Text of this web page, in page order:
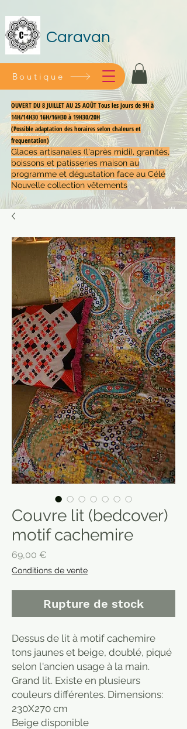
Caravan
OUVERT DU 8 JUILLET AU 25 AOÛT Tous les jours de 9H à
14H/14H30 16H/16H30 à 19H30/20H
(Possible adaptation des horaires selon chaleurs et
frequentation)
Glaces artisanales (l'après midi), granités,
boissons et patisseries maison au
programme et dégustation face au Célé
Nouvelle collection vêtements
Boutique
Couvre lit (bedcover)
motif cachemire
69,00 €
Conditions de vente
Rupture de stock
Dessus de lit à motif cachemire
tons jaunes et beige, doublé, piqué
selon l'ancien usage à la main.
Grand lit. Existe en plusieurs
couleurs différentes. Dimensions:
230X270 cm
Beige disponible